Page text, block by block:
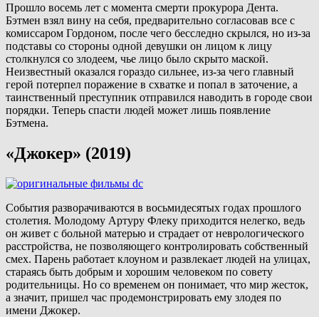
Прошло восемь лет с момента смерти прокурора Дента.
Бэтмен взял вину на себя, предварительно согласовав все с
комиссаром Гордоном, после чего бесследно скрылся, но из-за
подставы со стороны одной девушки он лицом к лицу
столкнулся со злодеем, чье лицо было скрыто маской.
Неизвестный оказался гораздо сильнее, из-за чего главный
герой потерпел поражение в схватке и попал в заточение, а
таинственный преступник отправился наводить в городе свои
порядки. Теперь спасти людей может лишь появление
Бэтмена.
«Джокер» (2019)
События разворачиваются в восьмидесятых годах прошлого
столетия. Молодому Артуру Флеку приходится нелегко, ведь
он живет с больной матерью и страдает от неврологического
расстройства, не позволяющего контролировать собственный
смех. Парень работает клоуном и развлекает людей на улицах,
стараясь быть добрым и хорошим человеком по совету
родительницы. Но со временем он понимает, что мир жесток,
а значит, пришел час продемонстрировать ему злодея по
имени Джокер.